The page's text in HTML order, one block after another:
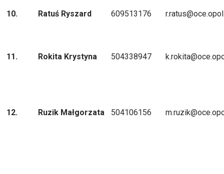
10. Ratuś Ryszard 609513176
11. Rokita Krystyna 504338947
12. Ruzik Małgorzata 504106156